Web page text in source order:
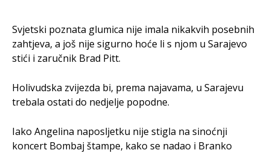
Svjetski poznata glumica nije imala nikakvih posebnih
zahtjeva, a još nije sigurno hoće li s njom u Sarajevo
stići i zaručnik Brad Pitt.
Holivudska zvijezda bi, prema najavama, u Sarajevu
trebala ostati do nedjelje popodne.
Iako Angelina naposljetku nije stigla na sinoćnji
koncert Bombaj štampe, kako se nadao i Branko